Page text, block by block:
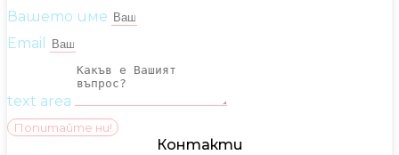
Вашето име
Email
text area
Попитайте ни!
Контакти